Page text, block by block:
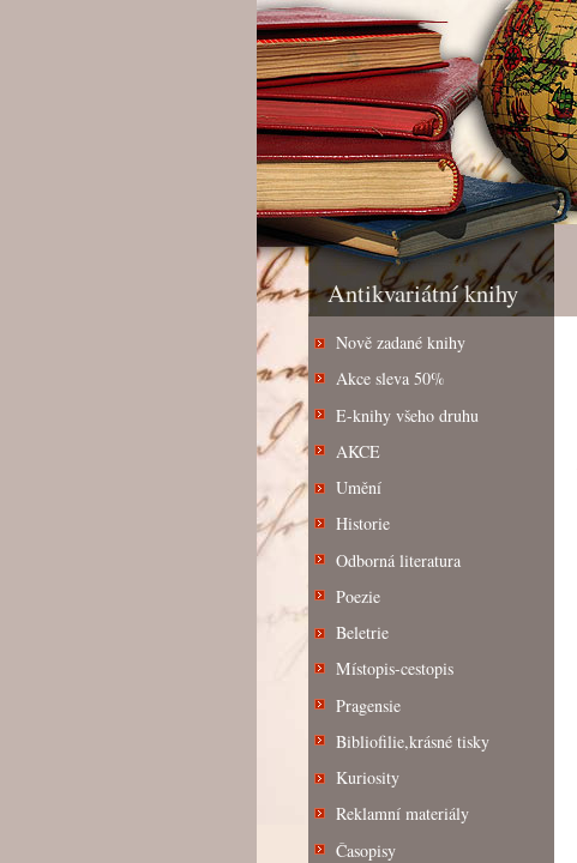
Antikvariátní knihy
Nově zadané knihy
Akce sleva 50%
E-knihy všeho druhu
AKCE
Umění
Historie
Odborná literatura
Poezie
Beletrie
Místopis-cestopis
Pragensie
Bibliofilie,krásné tisky
Kuriosity
Reklamní materiály
Časopisy